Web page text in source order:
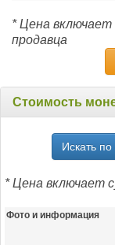
* Цена включает
продавца
Стоимость
Искать
* Цена включает
Фото и информация